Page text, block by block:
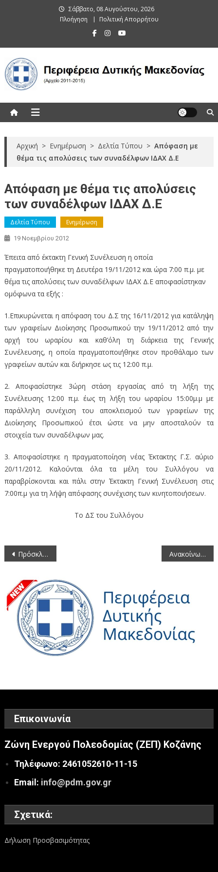
Σάββατο, 08 Αυγούστου, 2026
Πλοήγηση
Πολιτική Απορρήτου
Αρχική > Ενημέρωση > Δελτία Τύπου > Απόφαση με
θέμα τις απολύσεις των συναδέλφων ΙΔΑΧ Δ.Ε
Απόφαση με θέμα τις απολύσεις
των συναδέλφων ΙΔΑΧ Δ.Ε
Δελτία Τύπου Ενημέρωση
19 Νοεμβρίου 2012
Έπειτα από έκτακτη Γενική Συνέλευση η οποία
πραγματοποιήθηκε τη Δευτέρα 19/11/2012 και ώρα 7:00 π.μ. με
θέμα τις απολύσεις των συναδέλφων ΙΔΑΧ Δ.Ε αποφασίστηκαν
ομόφωνα τα εξής :
1.Επικυρώνεται η απόφαση του Δ.Σ της 16/11/2012 για κατάληψη
των γραφείων Διοίκησης Προσωπικού την 19/11/2012 από την
αρχή του ωραρίου και καθ’όλη τη διάρκεια της Γενικής
Συνέλευσης, η οποία πραγματοποιήθηκε στον προθάλαμο των
γραφείων αυτών και διήρκησε ως τις 12:00 π.μ.
2. Αποφασίστηκε 3ώρη στάση εργασίας από τη λήξη της
Συνέλευσης 12:00 π.μ. έως τη λήξη του ωραρίου 15:00μ.μ με
παράλληλη συνέχιση του αποκλεισμού των γραφείων της
Διοίκησης Προσωπικού έτσι ώστε να μην αποσταλούν τα
στοιχεία των συναδέλφων μας.
3. Αποφασίστηκε η πραγματοποίηση νέας Έκτακτης Γ.Σ. αύριο
20/11/2012. Καλούνται όλα τα μέλη του Συλλόγου να
παραβρίσκονται και πάλι στην Έκτακτη Γενική Συνέλευση στις
7:00π.μ για τη λήψη απόφασης συνέχισης των κινητοποιήσεων.
Το ΔΣ του Συλλόγου
Πλοήγηση
Ανακοίνωση Διεύθυνσης Π/θμιας Εκπ/σης Κοζάνης
Επικοινωνία
Ζώνη Ενεργού Πολεοδομίας (ΖΕΠ) Κοζάνης
Τηλέφωνο: 2461052610-11-15
Email: info@pdm.gov.gr
Σχετικά:
Δήλωση Προσβασιμότητας